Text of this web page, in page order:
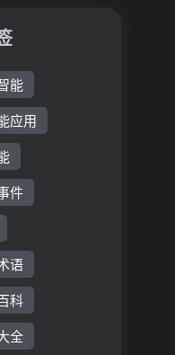
据统计等功...
样风格的图片
和高清视频，
助力用户提升
创作效率。产
品定位于为...
能
应用
件
语
科
全